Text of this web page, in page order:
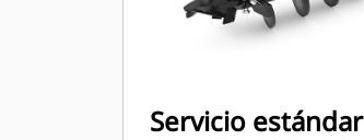
Servicio estándar